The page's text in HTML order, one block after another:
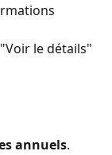
le détails"
annuels.